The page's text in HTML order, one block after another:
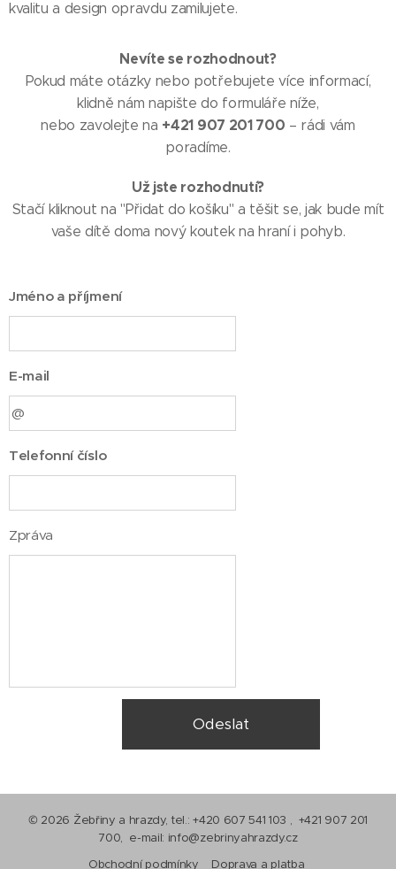
kvalitu a design opravdu zamilujete.
Nevíte se rozhodnout?
Pokud máte otázky nebo potřebujete více informací,
klidně nám napište do formuláře níže,
nebo zavolejte na +421 907 201 700 – rádi vám
poradíme.
Už jste rozhodnutí?
Stačí kliknout na "Přidat do košíku" a těšit se, jak bude mít
vaše dítě doma nový koutek na hraní i pohyb.
Jméno a příjmení
E-mail
Telefonní číslo
Zpráva
Odeslat
© 2026 Žebřiny a hrazdy, tel.: +420 607 541 103 , +421 907 201
700, e-mail: info@zebrinyahrazdy.cz
Obchodní podmínky
Doprava a platba